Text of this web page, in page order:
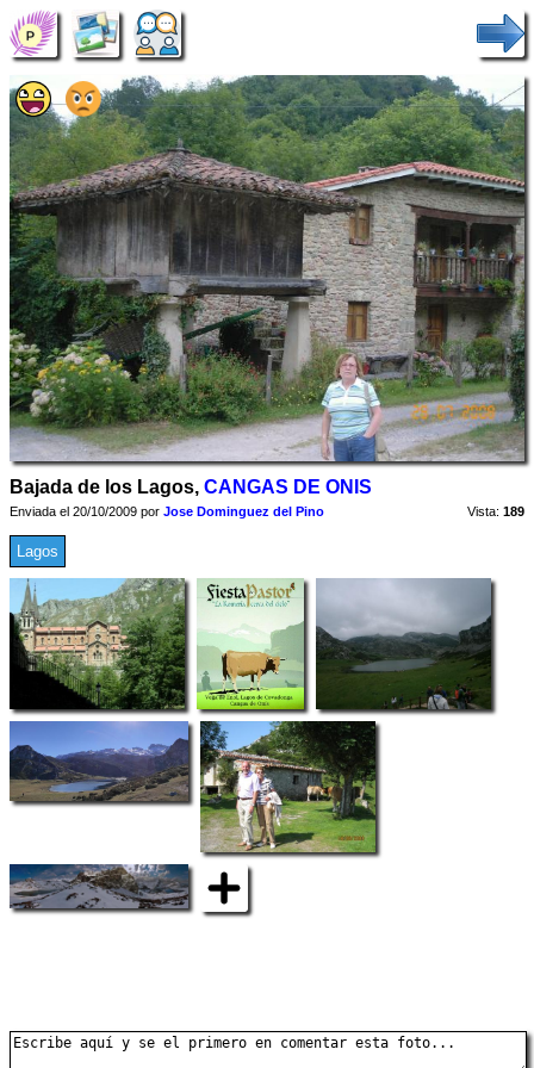
Bajada de los Lagos, CANGAS DE ONIS
Enviada el 20/10/2009 por Jose Dominguez del Pino Vista: 189
Lagos